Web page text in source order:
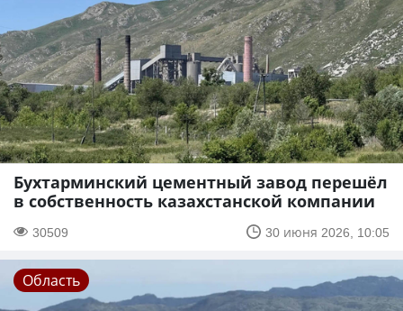
Бухтарминский цементный завод перешёл
в собственность казахстанской компании
30509 30 июня 2026, 10:05
Область